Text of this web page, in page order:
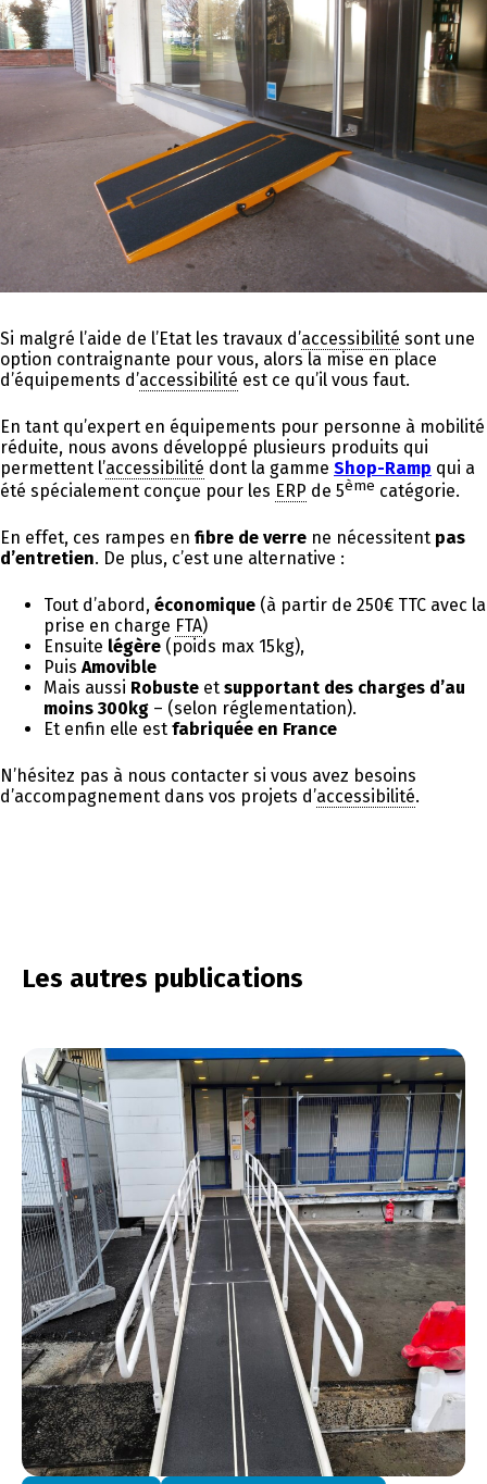
Si malgré l’aide de l’Etat les travaux d’accessibilité sont une
option contraignante pour vous, alors la mise en place
d’équipements d’accessibilité est ce qu’il vous faut.
En tant qu’expert en équipements pour personne à mobilité
réduite, nous avons développé plusieurs produits qui
permettent l’accessibilité dont la gamme Shop-Ramp qui a
été spécialement conçue pour les ERP de 5ème catégorie.
En effet, ces rampes en fibre de verre ne nécessitent pas
d’entretien. De plus, c’est une alternative :
Tout d’abord, économique (à partir de 250€ TTC avec la
prise en charge FTA)
Ensuite légère (poids max 15kg),
Puis Amovible
Mais aussi Robuste et supportant des charges d’au
moins 300kg – (selon réglementation).
Et enfin elle est fabriquée en France
N’hésitez pas à nous contacter si vous avez besoins
d’accompagnement dans vos projets d’accessibilité.
Les autres publications